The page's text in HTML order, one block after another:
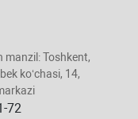
manzil: Toshkent,
koʻchasi, 14,
72